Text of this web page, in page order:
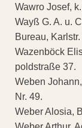
Wawro Josef,
Wayß G. A. u.
Bureau, Karlstr.
Wazenböck
poldstraße 37.
Weben
Nr. 49.
Weber Alosia,